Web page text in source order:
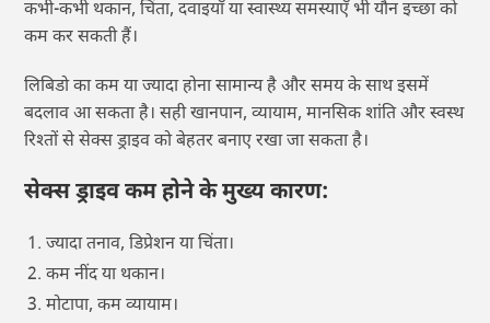
कभी-कभी थकान, चिंता, दवाइयाँ या स्वास्थ्य समस्याएँ भी यौन इच्छा को
कम कर सकती हैं।
लिबिडो का कम या ज्यादा होना सामान्य है और समय के साथ इसमें
बदलाव आ सकता है। सही खानपान, व्यायाम, मानसिक शांति और स्वस्थ
रिश्तों से सेक्स ड्राइव को बेहतर बनाए रखा जा सकता है।
सेक्स ड्राइव कम होने के मुख्य कारण:
ज्यादा तनाव, डिप्रेशन या चिंता।
कम नींद या थकान।
मोटापा, कम व्यायाम।